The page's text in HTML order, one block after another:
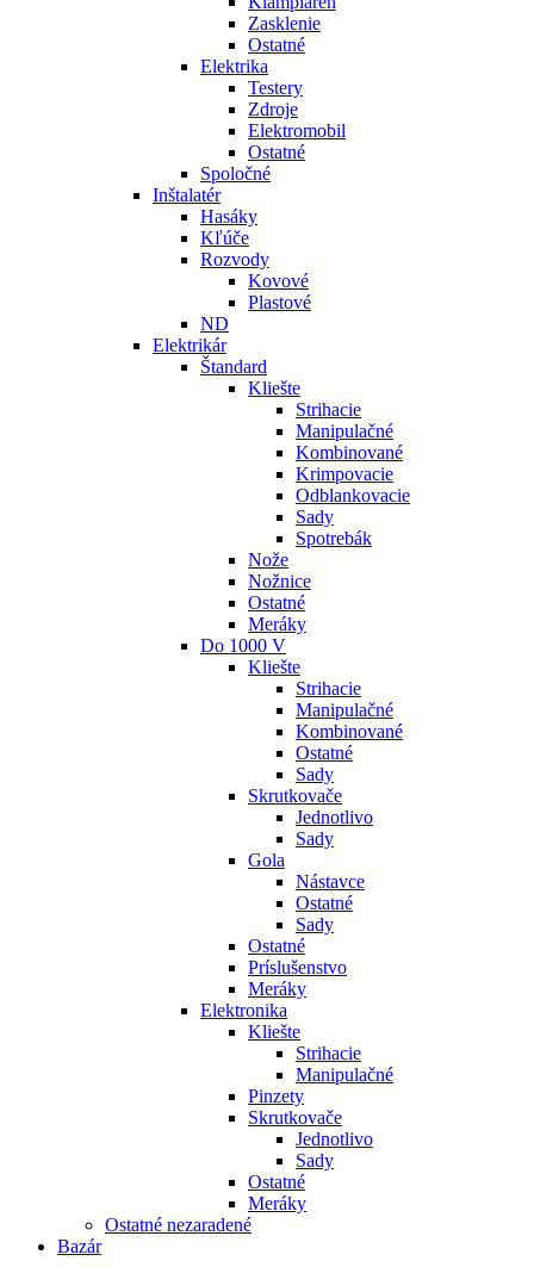
Zasklenie
Ostatné
Elektrika
Testery
Zdroje
Elektromobil
Ostatné
Spoločné
Inštalatér
Hasáky
Kľúče
Rozvody
Kovové
Plastové
ND
Elektrikár
Štandard
Kliešte
Strihacie
Manipulačné
Kombinované
Krimpovacie
Odblankovacie
Sady
Spotrebák
Nože
Nožnice
Ostatné
Meráky
Do 1000 V
Kliešte
Strihacie
Manipulačné
Kombinované
Ostatné
Sady
Skrutkovače
Jednotlivo
Sady
Gola
Nástavce
Ostatné
Sady
Ostatné
Príslušenstvo
Meráky
Elektronika
Kliešte
Strihacie
Manipulačné
Pinzety
Skrutkovače
Jednotlivo
Sady
Ostatné
Meráky
Ostatné nezaradené
Bazár